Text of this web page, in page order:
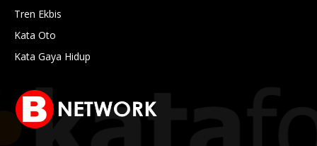
Tren Ekbis
Kata Oto
Kata Gaya Hidup